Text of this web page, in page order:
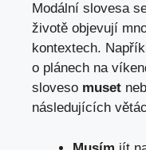
Modální slovesa
životě objevují
kontextech.​
o ⁣plánech‍ na
sloveso muset
‌následujících